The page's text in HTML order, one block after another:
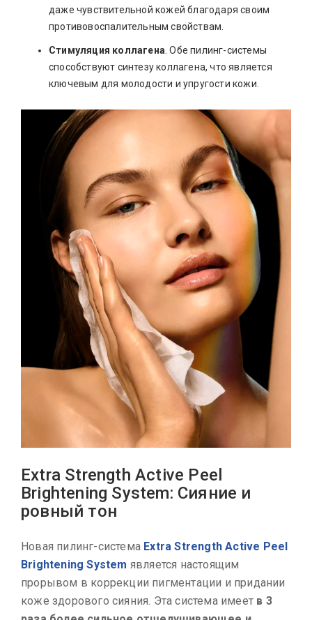
даже чувствительной кожей благодаря своим
противовоспалительным свойствам.
Стимуляция коллагена . Обе пилинг-системы
способствуют синтезу коллагена, что является
ключевым для молодости и упругости кожи.
Extra Strength Active Peel
Brightening System: Сияние и
ровный тон
Новая пилинг-система Extra Strength Active Peel
Brightening System является настоящим
прорывом в коррекции пигментации и придании
коже здорового сияния. Эта система имеет в 3